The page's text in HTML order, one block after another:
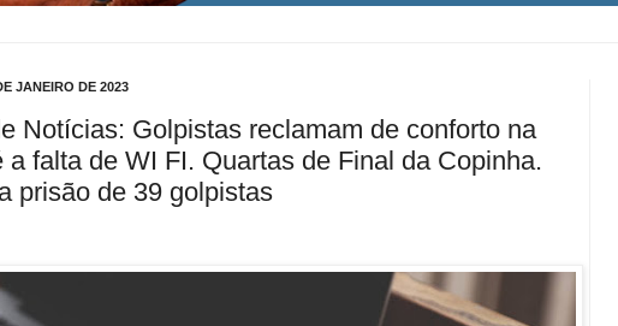
JANEIRO DE 2023
Notícias: Golpistas reclamam de conforto na
a falta de WI FI. Quartas de Final da Copinha.
prisão de 39 golpistas